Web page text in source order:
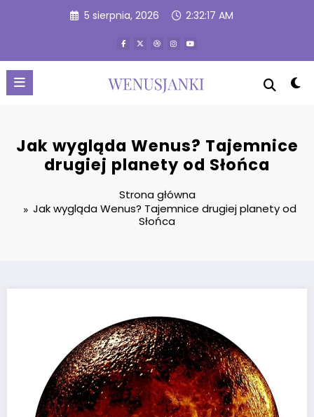
5 sierpnia, 2026 2:32:18 AM
Jak wygląda Wenus? Tajemnice
drugiej planety od Słońca
Strona główna
Jak wygląda Wenus? Tajemnice drugiej planety od
Słońca